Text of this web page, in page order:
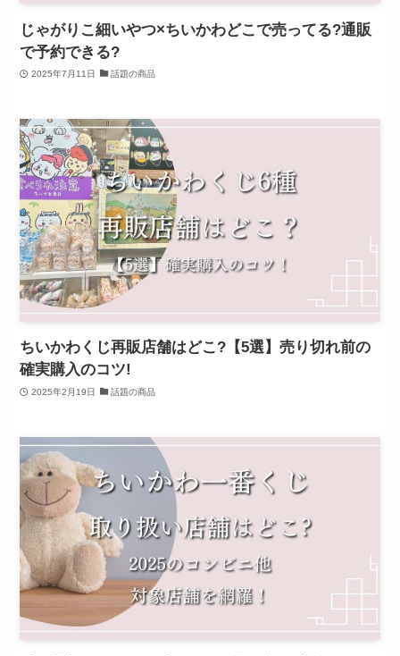
じゃがりこ細いやつ×ちいかわどこで売ってる?通販
で予約できる?
2025年7月11日 話題の商品
ちいかわくじ再販店舗はどこ?【5選】売り切れ前の
確実購入のコツ!
2025年2月19日 話題の商品